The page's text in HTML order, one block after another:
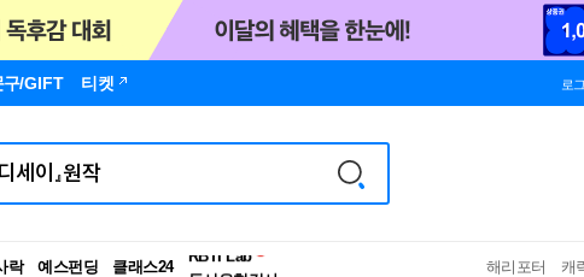
구/GIFT 티켓 로
락 예스펀딩 클래스24
독서유형검사
해리포터 캐